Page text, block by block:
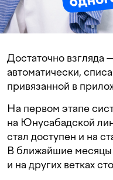
Достаточно взгляда
автоматически,
привязанной в
На первом этапе
на Юнусабадской
стал доступен и на
В ближайшие месяцы
и на других ветках